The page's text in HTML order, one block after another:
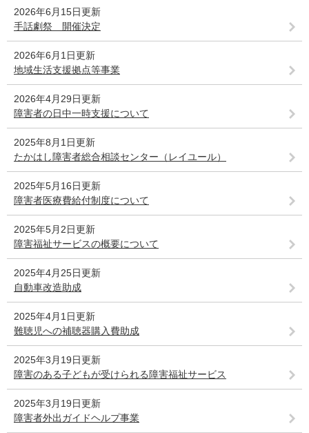
2026年6月15日更新
手話劇祭 開催決定
2026年6月1日更新
地域生活支援拠点等事業
2026年4月29日更新
障害者の日中一時支援について
2025年8月1日更新
たかはし障害者総合相談センター（レイユール）
2025年5月16日更新
障害者医療費給付制度について
2025年5月2日更新
障害福祉サービスの概要について
2025年4月25日更新
自動車改造助成
2025年4月1日更新
難聴児への補聴器購入費助成
2025年3月19日更新
障害のある子どもが受けられる障害福祉サービス
2025年3月19日更新
障害者外出ガイドヘルプ事業